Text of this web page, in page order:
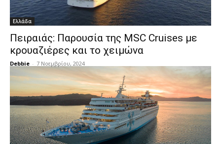
Ελλάδα
Πειραιάς: Παρουσία της MSC Cruises με
κρουαζιέρες και το χειμώνα
Debbie - 7 Νοεμβρίου, 2024